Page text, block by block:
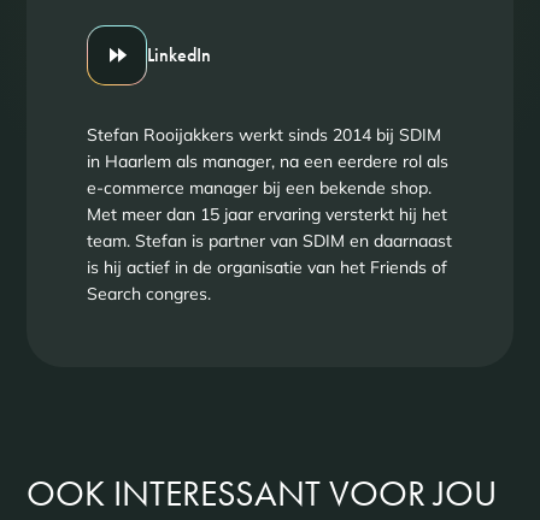
LinkedIn
Stefan Rooijakkers werkt sinds 2014 bij SDIM
in Haarlem als manager, na een eerdere rol als
e-commerce manager bij een bekende shop.
Met meer dan 15 jaar ervaring versterkt hij het
team. Stefan is partner van SDIM en daarnaast
is hij actief in de organisatie van het Friends of
Search congres.
OOK INTERESSANT VOOR JOU